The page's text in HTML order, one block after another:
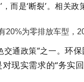
而是‘断裂’。相关
为零排放车型，
交通政策”之一。环
现实需求的“务实回